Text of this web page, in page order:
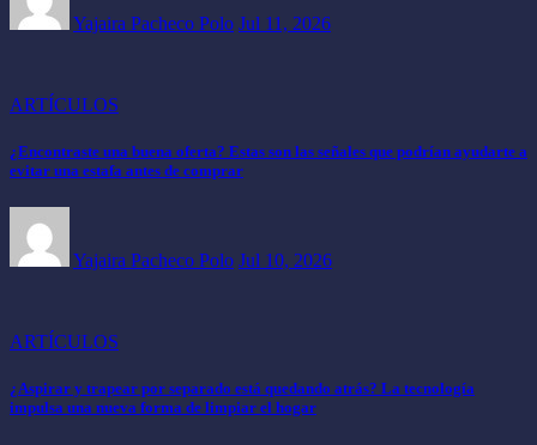
Yajaira Pacheco Polo Jul 11, 2026
ARTÍCULOS
¿Encontraste una buena oferta? Estas son las señales que podrían ayudarte a
evitar una estafa antes de comprar
Yajaira Pacheco Polo Jul 10, 2026
ARTÍCULOS
¿Aspirar y trapear por separado está quedando atrás? La tecnología
impulsa una nueva forma de limpiar el hogar